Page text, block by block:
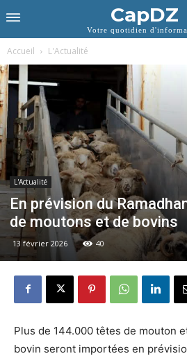
CapDZ
Votre quotidien
Accueil L'Actualité
L'Actualité
En prévision du
de moutons et de bovins
13 février 2026 40
Plus de 144.000 têtes de mouton
bovin seront importées en